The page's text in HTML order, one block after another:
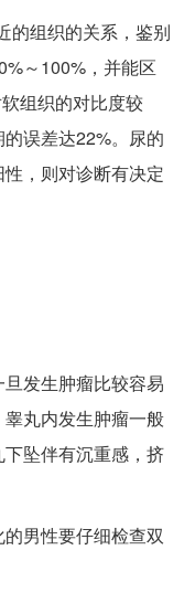
的组织的关系，鉴别
～100%，并能区
组织的对比度较
误差达22%。尿的
，则对诊断有决定
发生肿瘤比较容易
丸内发生肿瘤一般
坠伴有沉重感，挤
男性要仔细检查双